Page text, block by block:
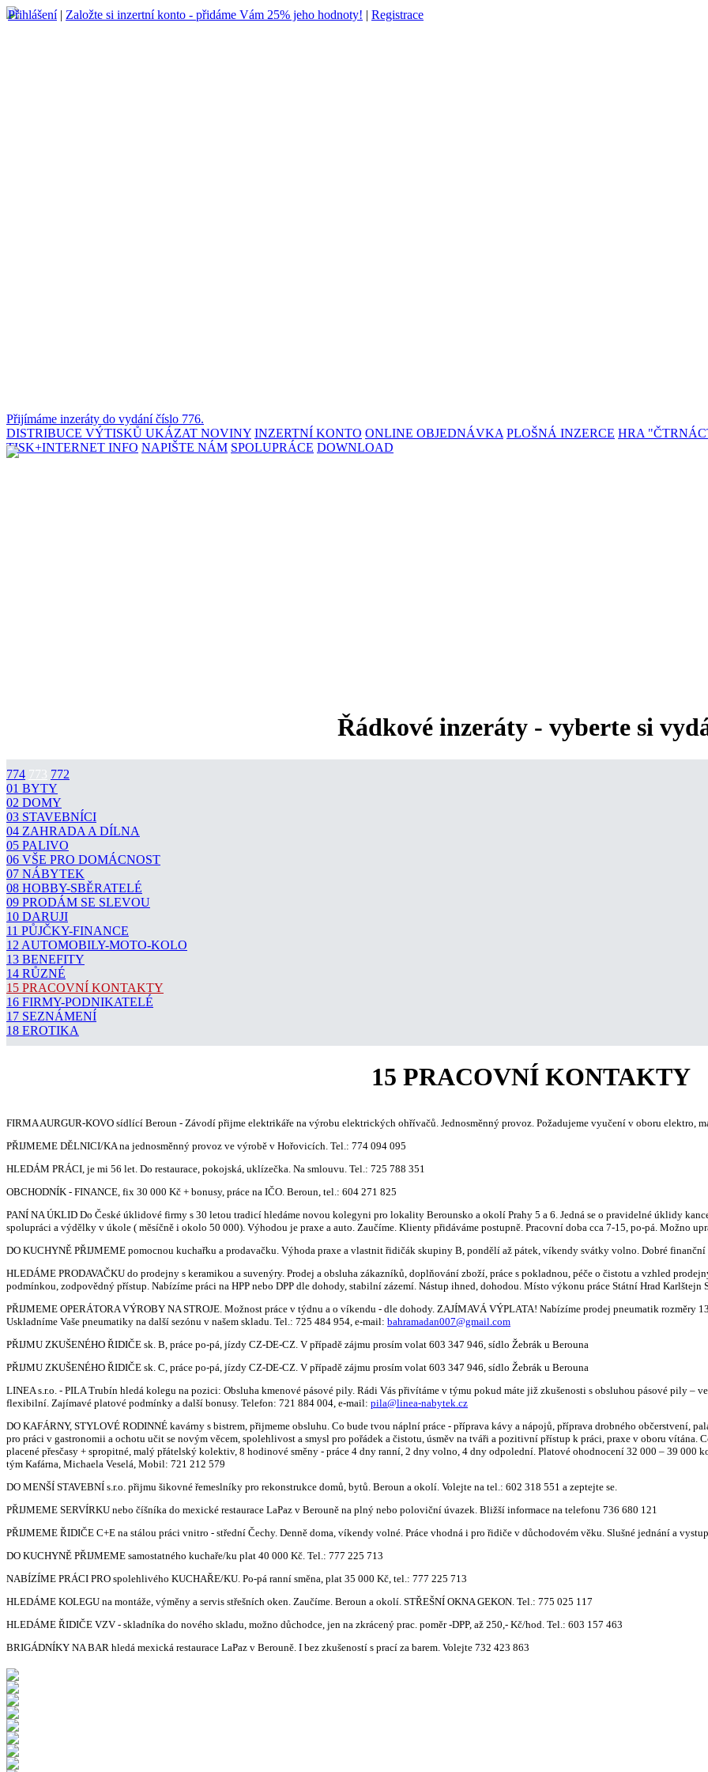
Přihlášení| Založte si inzertní konto - přidáme Vám 25% jeho hodnoty! | Registrace
Přijímáme inzeráty do vydání číslo 776.
DISTRIBUCE VÝTISKŮ UKÁZAT NOVINY INZERTNÍ KONTO ONLINE OBJEDNÁVKA PLOŠNÁ INZERCE HRA
TISK+INTERNET INFO NAPIŠTE NÁM SPOLUPRÁCE DOWNLOAD
Řádkové inzeráty - vyberte si
774 773 772
01 BYTY
02 DOMY
03 STAVEBNÍCI
04 ZAHRADA A DÍLNA
05 PALIVO
06 VŠE PRO DOMÁCNOST
07 NÁBYTEK
08 HOBBY-SBĚRATELÉ
09 PRODÁM SE SLEVOU
10 DARUJI
11 PŮJČKY-FINANCE
12 AUTOMOBILY-MOTO-KOLO
13 BENEFITY
14 RŮZNÉ
15 PRACOVNÍ KONTAKTY
16 FIRMY-PODNIKATELÉ
17 SEZNÁMENÍ
18 EROTIKA
15 PRACOVNÍ KONTAKTY
FIRMA AURGUR-KOVO sídlící Beroun - Závodí přijme elektrikáře na výrobu elektrických ohřívačů. Jednosměnný provoz. Požadujeme vyučení v oboru elektro,
PŘIJMEME DĚLNICI/KA na jednosměnný provoz ve výrobě v Hořovicích. Tel.: 774 094 095
HLEDÁM PRÁCI, je mi 56 let. Do restaurace, pokojská, uklízečka. Na smlouvu. Tel.: 725 788 351
OBCHODNÍK - FINANCE, fix 30 000 Kč + bonusy, práce na IČO. Beroun, tel.: 604 271 825
PANÍ NA ÚKLID Do České úklidové firmy s 30 letou tradicí hledáme novou kolegyni pro lokality Berounsko a okolí Prahy 5 a 6. Jedná se o pravidelné úklidy
spolupráci a výdělky v úkole ( měsíčně i okolo 50 000). Výhodou je praxe a auto. Zaučíme. Klienty přidáváme postupně. Pracovní doba cca 7-15, po-pá. Možno
DO KUCHYNĚ PŘIJMEME pomocnou kuchařku a prodavačku. Výhoda praxe a vlastnit řidičák skupiny B, pondělí až pátek, víkendy svátky volno. Dobré
HLEDÁME PRODAVAČKU do prodejny s keramikou a suvenýry. Prodej a obsluha zákazníků, doplňování zboží, práce s pokladnou, péče o čistotu a vzhled
podmínkou, zodpovědný přístup. Nabízíme práci na HPP nebo DPP dle dohody, stabilní zázemí. Nástup ihned, dohodou. Místo výkonu práce Státní Hrad
PŘIJMEME OPERÁTORA VÝROBY NA STROJE. Možnost práce v týdnu a o víkendu - dle dohody. ZAJÍMAVÁ VÝPLATA! Nabízíme prodej pneumatik rozměry
Uskladníme Vaše pneumatiky na další sezónu v našem skladu. Tel.: 725 484 954, e-mail: bahramadan007@gmail.com
PŘIJMU ZKUŠENÉHO ŘIDIČE sk. B, práce po-pá, jízdy CZ-DE-CZ. V případě zájmu prosím volat 603 347 946, sídlo Žebrák u Berouna
PŘIJMU ZKUŠENÉHO ŘIDIČE sk. C, práce po-pá, jízdy CZ-DE-CZ. V případě zájmu prosím volat 603 347 946, sídlo Žebrák u Berouna
LINEA s.r.o. - PILA Trubín hledá kolegu na pozici: Obsluha kmenové pásové pily. Rádi Vás přivítáme v týmu pokud máte již zkušenosti s obsluhou pásové pily
flexibilní. Zajímavé platové podmínky a další bonusy. Telefon: 721 884 004, e-mail: pila@linea-nabytek.cz
DO KAFÁRNY, STYLOVÉ RODINNÉ kavárny s bistrem, přijmeme obsluhu. Co bude tvou náplní práce - příprava kávy a nápojů, příprava drobného občerstvení,
pro práci v gastronomii a ochotu učit se novým věcem, spolehlivost a smysl pro pořádek a čistotu, úsměv na tváři a pozitivní přístup k práci, praxe v oboru vítána.
placené přesčasy + spropitné, malý přátelský kolektiv, 8 hodinové směny - práce 4 dny ranní, 2 dny volno, 4 dny odpolední. Platové ohodnocení 32 000 – 39 000
tým Kafárna, Michaela Veselá, Mobil: 721 212 579
DO MENŠÍ STAVEBNÍ s.r.o. přijmu šikovné řemeslníky pro rekonstrukce domů, bytů. Beroun a okolí. Volejte na tel.: 602 318 551 a zeptejte se.
PŘIJMEME SERVÍRKU nebo číšníka do mexické restaurace LaPaz v Berouně na plný nebo poloviční úvazek. Bližší informace na telefonu 736 680 121
PŘIJMEME ŘIDIČE C+E na stálou práci vnitro - střední Čechy. Denně doma, víkendy volné. Práce vhodná i pro řidiče v důchodovém věku. Slušné jednání a
DO KUCHYNĚ PŘIJMEME samostatného kuchaře/ku plat 40 000 Kč. Tel.: 777 225 713
NABÍZÍME PRÁCI PRO spolehlivého KUCHAŘE/KU. Po-pá ranní směna, plat 35 000 Kč, tel.: 777 225 713
HLEDÁME KOLEGU na montáže, výměny a servis střešních oken. Zaučíme. Beroun a okolí. STŘEŠNÍ OKNA GEKON. Tel.: 775 025 117
HLEDÁME ŘIDIČE VZV - skladníka do nového skladu, možno důchodce, jen na zkrácený prac. poměr -DPP, až 250,- Kč/hod. Tel.: 603 157 463
BRIGÁDNÍKY NA BAR hledá mexická restaurace LaPaz v Berouně. I bez zkušeností s prací za barem. Volejte 732 423 863